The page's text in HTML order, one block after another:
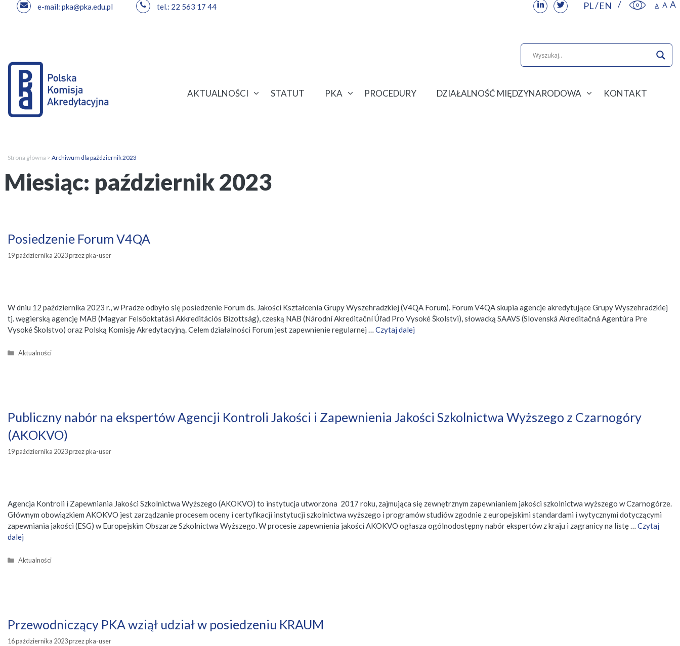
e-mail: pka@pka.edu.pl tel.: 22 563 17 44 PL EN
AKTUALNOŚCI STATUT PKA PROCEDURY DZIAŁALNOŚĆ MIĘDZYNARODOWA KONTAKT
Strona główna > Archiwum dla październik 2023
Miesiąc: październik 2023
Posiedzenie Forum V4QA
19 października 2023przezpka-user
W dniu 12 października 2023 r., w Pradze odbyło się posiedzenie Forum ds. Jakości Kształcenia Grupy Wyszehradzkiej (V4QA Forum). Forum V4QA skupia agencje akredytujące Grupy Wyszehradzkiej
tj. węgierską agencję MAB (Magyar Felsőoktatási Akkreditációs Bizottság), czeską NAB (Národní Akreditační Úřad Pro Vysoké Školstvi), słowacką SAAVS (Slovenská Akreditačná Agentúra Pre
Vysoké Školstvo) oraz Polską Komisję Akredytacyjną. Celem działalności Forum jest zapewnienie regularnej … Czytaj dalej
Kategorie
Aktualności
Publiczny nabór na ekspertów Agencji Kontroli Jakości i Zapewnienia Jakości Szkolnictwa Wyższego z Czarnogóry
(AKOKVO)
19 października 2023przezpka-user
Agencja Kontroli i Zapewniania Jakości Szkolnictwa Wyższego (AKOKVO) to instytucja utworzona 2017 roku, zajmująca się zewnętrznym zapewnianiem jakości szkolnictwa wyższego w Czarnogórze.
Głównym obowiązkiem AKOKVO jest zarządzanie procesem oceny i certyfikacji instytucji szkolnictwa wyższego i programów studiów zgodnie z europejskimi standardami i wytycznymi dotyczącymi
zapewniania jakości (ESG) w Europejskim Obszarze Szkolnictwa Wyższego. W procesie zapewnienia jakości AKOKVO ogłasza ogólnodostępny nabór ekspertów z kraju i zagranicy na listę … Czytaj
dalej
Kategorie
Aktualności
Przewodniczący PKA wziął udział w posiedzeniu KRAUM
16 października 2023przezpka-user